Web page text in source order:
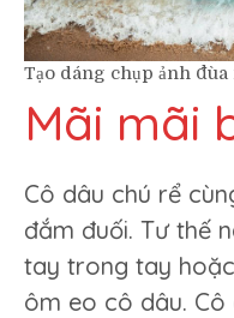
Tạo dáng chụp ảnh
Mãi mãi
Cô dâu chú rể
đắm đuối. Tư thế
tay trong tay
ôm eo cô dâu.